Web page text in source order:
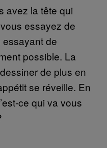
avez la tête qui
essayez de
de
possible. La
de plus en
se réveille. En
ce qui va vous